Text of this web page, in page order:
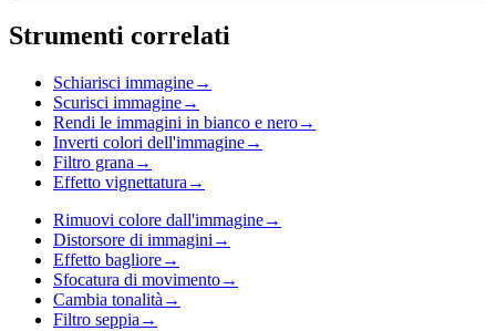
Strumenti correlati
Schiarisci immagine→
Scurisci immagine→
Rendi le immagini in bianco e nero→
Inverti colori dell'immagine→
Filtro grana →
Effetto vignettatura →
Rimuovi colore dall'immagine→
Distorsore di immagini →
Effetto bagliore→
Sfocatura di movimento→
Cambia tonalità →
Filtro seppia →